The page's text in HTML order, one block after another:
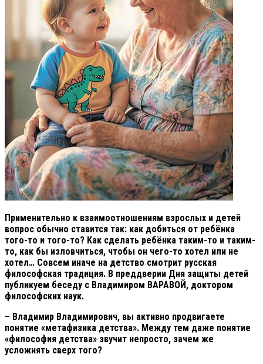
Применительно к взаимоотношениям взрослых и детей
вопрос обычно ставится так: как добиться от ребёнка
того-то и того-то? Как сделать ребёнка таким-то и таким-
то, как бы изловчиться, чтобы он чего-то хотел или не
хотел… Совсем иначе на детство смотрит русская
философская традиция. В преддверии Дня защиты детей
публикуем беседу с Владимиром ВАРАВОЙ, доктором
философских наук.
– Владимир Владимирович, вы активно продвигаете
понятие «метафизика детства». Между тем даже понятие
«философия детства» звучит непросто, зачем же
усложнять сверх того?